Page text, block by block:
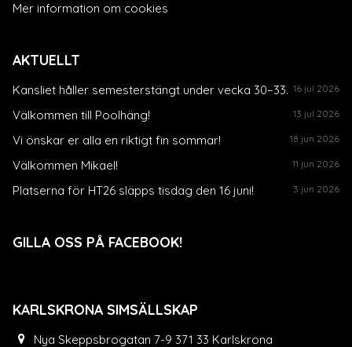
Mer information om cookies
AKTUELLT
Kansliet håller semesterstängt under vecka 30–33. 16 jul 2026
Välkommen till Poolhäng! 13 jul 2026
Vi önskar er alla en riktigt fin sommar! 18 jun 2026
Välkommen Mikael! 11 jun 2026
Platserna för HT26 släpps tisdag den 16 juni! 3 jun 2026
GILLA OSS PÅ FACEBOOK!
KARLSKRONA SIMSÄLLSKAP
Nya Skeppsbrogatan 7-9 371 33 Karlskrona